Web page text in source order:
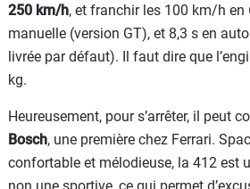
250 km/h, et franchir les 100 km/h en
manuelle (version GT), et 8,3 s en
livrée par défaut). Il faut dire que
kg.
Heureusement, pour s’arrêter, il peut
Bosch, une première chez Ferrari.
confortable et mélodieuse, la 412 est
non une sportive, ce qui permet